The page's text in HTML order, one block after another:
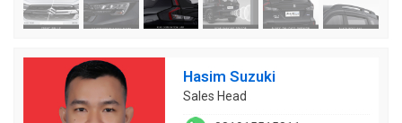
081915515811